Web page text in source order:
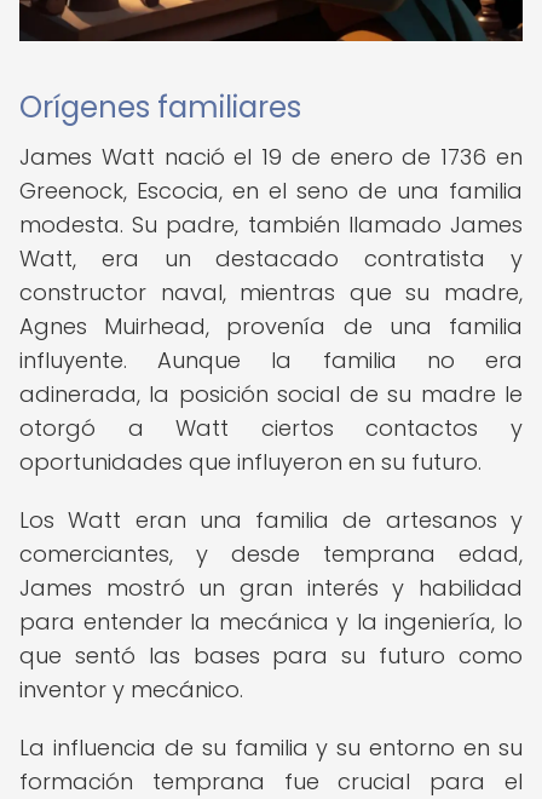
Orígenes familiares
James Watt nació el 19 de enero de 1736 en
Greenock, Escocia, en el seno de una familia
modesta. Su padre, también llamado James
Watt, era un destacado contratista y
constructor naval, mientras que su madre,
Agnes Muirhead, provenía de una familia
influyente. Aunque la familia no era
adinerada, la posición social de su madre le
otorgó a Watt ciertos contactos y
oportunidades que influyeron en su futuro.
Los Watt eran una familia de artesanos y
comerciantes, y desde temprana edad,
James mostró un gran interés y habilidad
para entender la mecánica y la ingeniería, lo
que sentó las bases para su futuro como
inventor y mecánico.
La influencia de su familia y su entorno en su
formación temprana fue crucial para el